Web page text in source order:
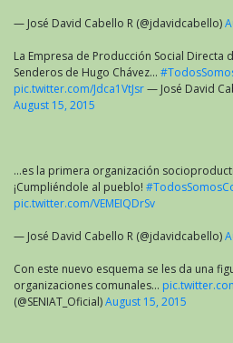
— José David Cabello R (@jdavidcabello)
La Empresa de Producción Social Directa
Senderos de Hugo Chávez…
pic.twitter.com/Jdca1VtJsr— José David
August 15, 2015
…es la primera organización
¡Cumpliéndole al pueblo!
pic.twitter.com/VEMEIQDrSv
— José David Cabello R (@jdavidcabello)
Con este nuevo esquema se les da una
organizaciones comunales…
(@SENIAT_Oficial)August 15, 2015